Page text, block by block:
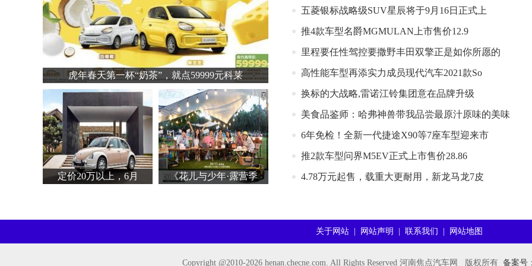
虎年春天第一杯“奶茶”，就点59999元科莱
定价20万以上，6月 《花儿与少年·露营季
五菱银标战略级SUV星辰将于9月16日正式上
推4款车型名爵MGMULAN上市售价12.9
​里程要任性驾控要撒野丰田双擎正是如你所愿的
高性能车型再添实力成员现代汽车2021款So
换标的大战略,雷诺江铃集团意在品牌升级
美食品鉴师：哈弗神兽带我品尝最原汁原味的美味
6年免检！全新一代捷途X90等7座车型迎来市
推2款车型问界M5EV正式上市售价28.86
4.78万元起售，载重大更耐用，新龙马龙7皮
关于网站| 网站声明 联系我们 网站地图
Copyright @2010-2026 henan.checne.com. All Rights Reserved 河南焦点汽车网 版权所有 备案号